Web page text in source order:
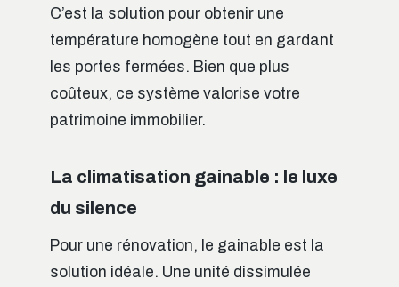
C’est la solution pour obtenir une
température homogène tout en gardant
les portes fermées. Bien que plus
coûteux, ce système valorise votre
patrimoine immobilier.
La climatisation gainable : le luxe
du silence
Pour une rénovation, le gainable est la
solution idéale. Une unité dissimulée